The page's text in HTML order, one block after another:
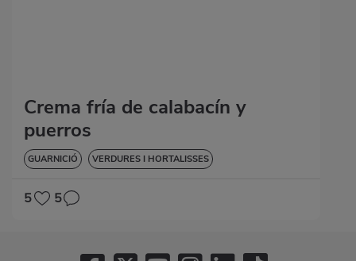
Crema fría de calabacín y
puerros
GUARNICIÓ VERDURES I HORTALISSES
5 5